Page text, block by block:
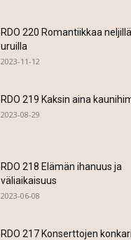
RDO 220 Romantiikkaa neljillä
uruilla
2023-11-12
RDO 219 Kaksin aina
2023-08-29
RDO 218 Elämän ihanuus ja
väliaikaisuus
2023-06-08
RDO 217 Konserttojen konkari